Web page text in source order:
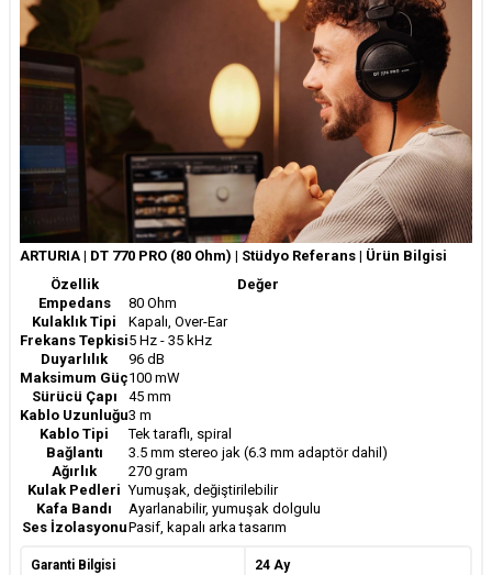
ARTURIA | DT 770 PRO (80 Ohm) | Stüdyo Referans | Ürün Bilgisi
Özellik
Değer
Empedans
80 Ohm
Kulaklık Tipi
Kapalı, Over-Ear
Frekans Tepkisi5 Hz - 35 kHz
Duyarlılık
96 dB
Maksimum Güç100 mW
Sürücü Çapı
45 mm
Kablo Uzunluğu3 m
Kablo Tipi
Tek taraflı, spiral
Bağlantı
3.5 mm stereo jak (6.3 mm adaptör dahil)
Ağırlık
270 gram
Kulak Pedleri Yumuşak, değiştirilebilir
Kafa Bandı
Ayarlanabilir, yumuşak dolgulu
Ses İzolasyonuPasif, kapalı arka tasarım
Garanti Bilgisi 24 Ay